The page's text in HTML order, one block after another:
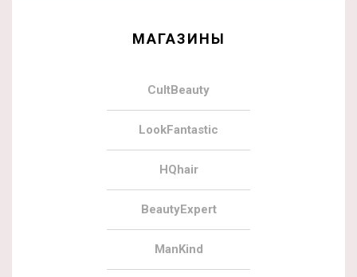
МАГАЗИНЫ
CultBeauty
LookFantastic
HQhair
BeautyExpert
ManKind